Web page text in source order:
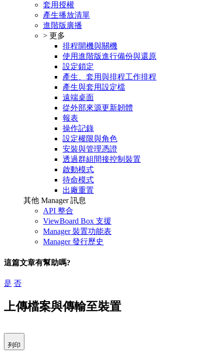
套用授權
產生播放清單
進階版廣播
> 更多
排程開機與關機
使用進階版進行備份與還原
設定鎖定
產生、套用與排程工作排程
產生與套用設定檔
遠端桌面
從外部來源更新韌體
報表
操作記錄
設定權限與角色
安裝與管理憑證
透過群組間接控制裝置
啟動模式
待命模式
出廠重置
其他 Manager 訊息
API 整合
ViewBoard Box 支援
Manager 裝置功能表
Manager 發行歷史
這篇文章有幫助嗎?
是 否
上傳檔案與傳輸至裝置
列印